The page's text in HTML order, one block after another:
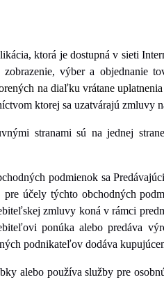
ktorá je dostupná v sieti
výber a objednanie
na diaľku vrátane
ktorej sa uzatvárajú zmluvy
stranami sú na jednej
podmienok sa
účely týchto obchodných
zmluvy koná v rámci
ponúka alebo predáva
podnikateľov dodáva
alebo používa služby pre